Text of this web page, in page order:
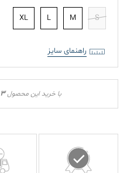
S
M
L
XL
راهنمای سایز
با خرید این محصول3